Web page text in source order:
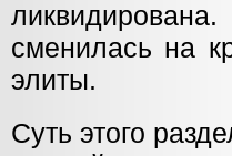
сменилась на
элиты.
Суть этого